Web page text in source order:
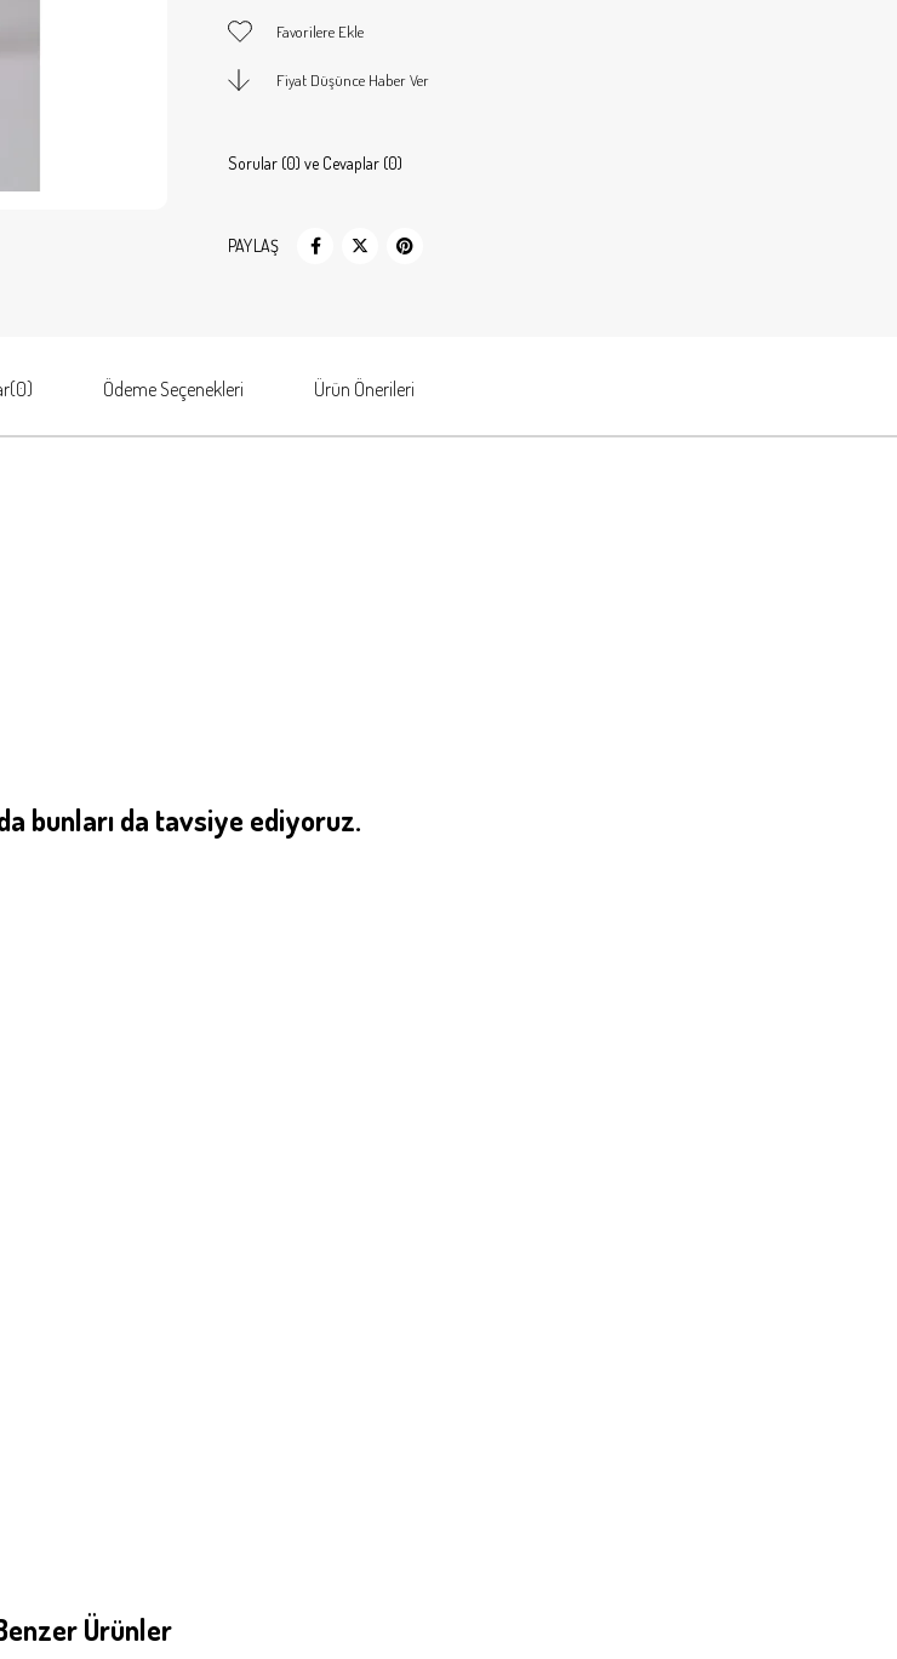
Favorilere Ekle
Fiyat Düşünce Haber Ver
Sorular (0) ve Cevaplar (0)
PAYLAŞ
(0) Ödeme Seçenekleri Ürün Önerileri
bunları da tavsiye ediyoruz.
Ürünler